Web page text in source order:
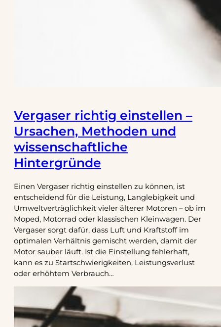
Vergaser richtig einstellen –
Ursachen, Methoden und
wissenschaftliche
Hintergründe
Einen Vergaser richtig einstellen zu können, ist
entscheidend für die Leistung, Langlebigkeit und
Umweltverträglichkeit vieler älterer Motoren – ob im
Moped, Motorrad oder klassischen Kleinwagen. Der
Vergaser sorgt dafür, dass Luft und Kraftstoff im
optimalen Verhältnis gemischt werden, damit der
Motor sauber läuft. Ist die Einstellung fehlerhaft,
kann es zu Startschwierigkeiten, Leistungsverlust
oder erhöhtem Verbrauch…